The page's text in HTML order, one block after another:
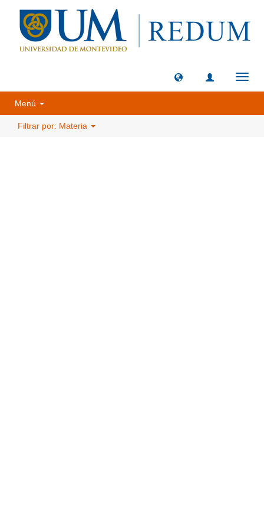
Menú
Filtrar por: Materia